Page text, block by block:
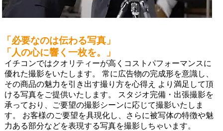
「必要なのは伝わる写真」
「人の心に響く一枚を。」
イチコンではクオリティーが高くコストパフォーマンスに
優れた撮影をいたします。 常に広告物の完成形を意識し、
その商品の魅力を引き出す撮り方を心得え より満足して頂
ける写真をご提供いたします。 スタジオ完備・出張撮影を
承っており、ご要望の撮影シーンに応じて撮影いたしま
す。 お客様のご要望を具現化し、さらに被写体の特徴や魅
力ある部分などを表現する写真を撮影しちゃいます。